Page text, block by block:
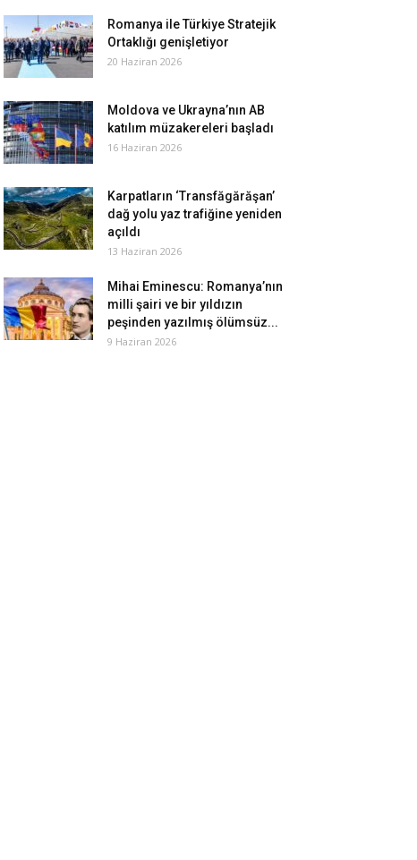
Romanya ile Türkiye Stratejik
Ortaklığı genişletiyor
20 Haziran 2026
Moldova ve Ukrayna’nın AB
katılım müzakereleri başladı
16 Haziran 2026
Karpatların ‘Transfăgărăşan’
dağ yolu yaz trafiğine yeniden
açıldı
13 Haziran 2026
Mihai Eminescu: Romanya’nın
milli şairi ve bir yıldızın
peşinden yazılmış ölümsüz...
9 Haziran 2026